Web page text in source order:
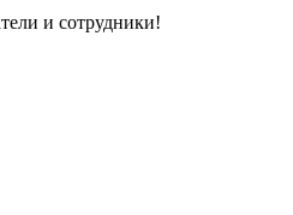
и сотрудники!